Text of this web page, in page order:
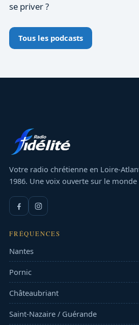
se priver ?
Tous les podcasts
Votre radio chrétienne en Loire-
1986. Une voix ouverte sur le monde
FRÉQUENCES
Nantes
Pornic
Châteaubriant
Saint-Nazaire / Guérande